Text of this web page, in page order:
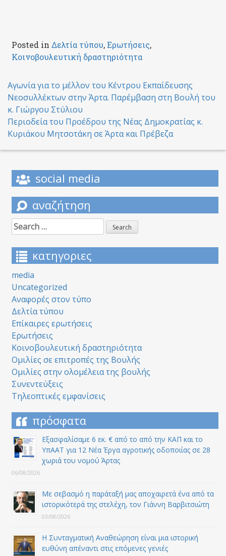
Posted in Δελτία τύπου,Ερωτήσεις,
Κοινοβουλευτική δραστηριότητα
Post
navigation
Αγωνία για το μέλλον του Κέντρου Εκπαίδευσης
Νεοσυλλέκτων στην Άρτα. Παρέμβαση στη Βουλή του
κ. Γιώργου Στύλιου
Περιοδεία του Προέδρου της Νέας Δημοκρατίας κ.
Κυριάκου Μητσοτάκη σε Άρτα και Πρέβεζα
social media
αναζήτηση
Search
for:
κατηγοριες
media
Uncategorized
Αναφορές στον τύπο
Δελτία τύπου
Επίκαιρες ερωτήσεις
Ερωτήσεις
Κοινοβουλευτική δραστηριότητα
Ομιλίες σε επιτροπές της Βουλής
Ομιλίες στην ολομέλεια της βουλής
Συνεντεύξεις
Τηλεοπτικές εμφανίσεις
πρόσφατα
Εξασφαλίσαμε 6 εκ. € από το από την ΚΑΠ και το
ΥπΑΑΤ για 12 Nέα Έργα αγροτικής οδοποιίας σε 28
χωριά του νομού Άρτας
06/08/2026
Με σεβασμό η παράταξή μας αποχαιρετά ένα από τα
ιστορικότερά της στελέχη, τον Γιάννη Βαρβιτσιώτη
03/08/2026
Η Συνταγματική Αναθεώρηση είναι μια ιστορική
ευθύνη απέναντι στις επόμενες γενιές